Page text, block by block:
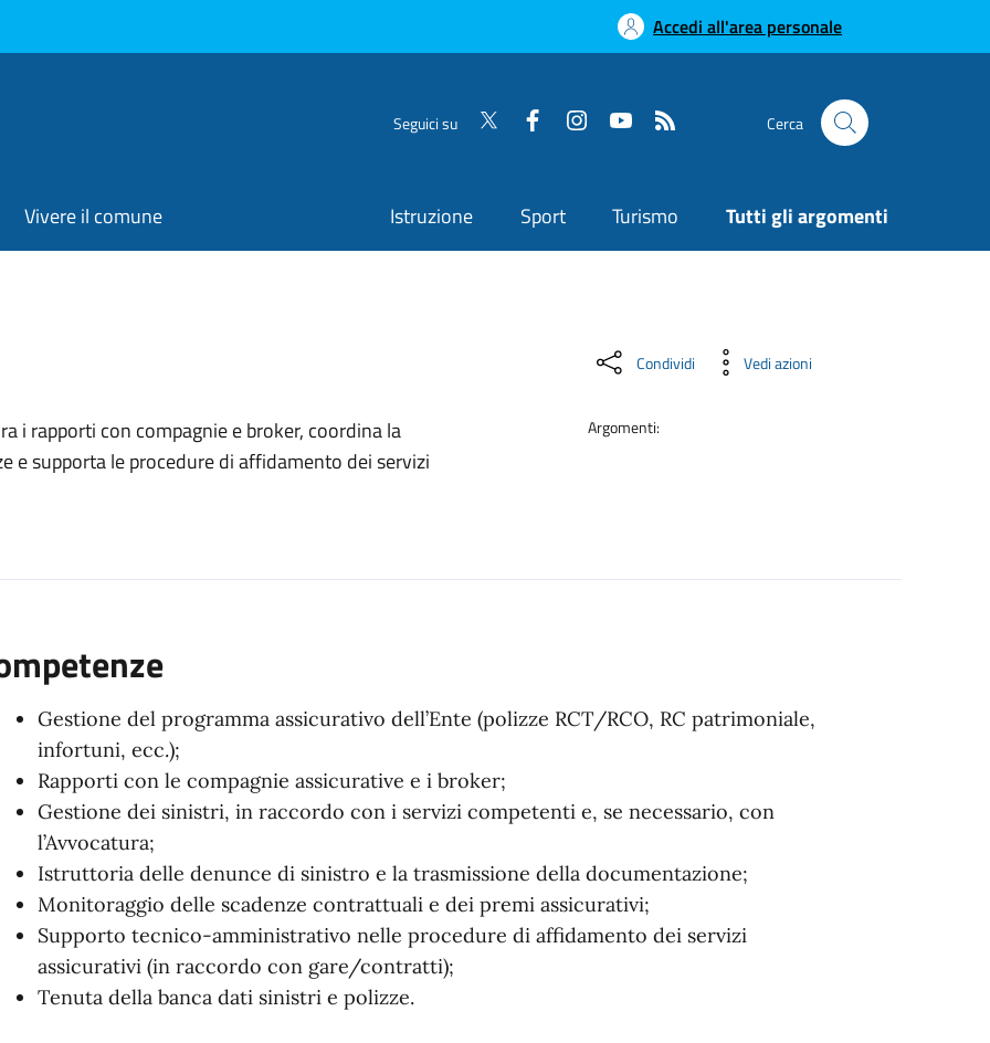
Accedi all'area personale
Seguici su Cerca
Vivere il comune Istruzione Sport Turismo Tutti gli argomenti
i rapporti con compagnie e broker, coordina la
e supporta le procedure di affidamento dei servizi
Condividi Vedi azioni
Argomenti:
Gestione del programma assicurativo dell’Ente (polizze RCT/RCO, RC patrimoniale,
infortuni, ecc.);
Rapporti con le compagnie assicurative e i broker;
Gestione dei sinistri, in raccordo con i servizi competenti e, se necessario, con
l’Avvocatura;
Istruttoria delle denunce di sinistro e la trasmissione della documentazione;
Monitoraggio delle scadenze contrattuali e dei premi assicurativi;
Supporto tecnico-amministrativo nelle procedure di affidamento dei servizi
assicurativi (in raccordo con gare/contratti);
Tenuta della banca dati sinistri e polizze.